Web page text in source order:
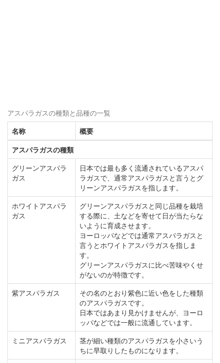
アスパラガスの種類と品種の一覧
名称
概要
アスパラガスの種類
グリーンアスパラ
ガス
日本では最も多く流通されているアスパ
ラガスで、通常アスパラガスと言うとグ
リーンアスパラガスを指します。
ホワイトアスパラ
ガス
グリーンアスパラガスと同じ品種を栽培
する際に、土などを寄せて日が当たらな
いように育成させます。
ヨーロッパなどでは通常アスパラガスと
言うとホワイトアスパラガスを指しま
す。
グリーンアスパラガスに比べ苦味やくせ
がないのが特徴です。
紫アスパラガス
その名のとおり紫色に近い色をした種類
のアスパラガスです。
日本ではあまり見かけませんが、ヨーロ
ッパなどでは一般に流通しています。
ミニアスパラガス
茎が細い種類のアスパラガスを小さいう
ちに早取りしたものになります。